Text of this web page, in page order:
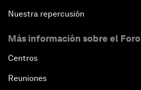
Nuestra repercusión
Más información sobre el Foro
Centros
Reuniones